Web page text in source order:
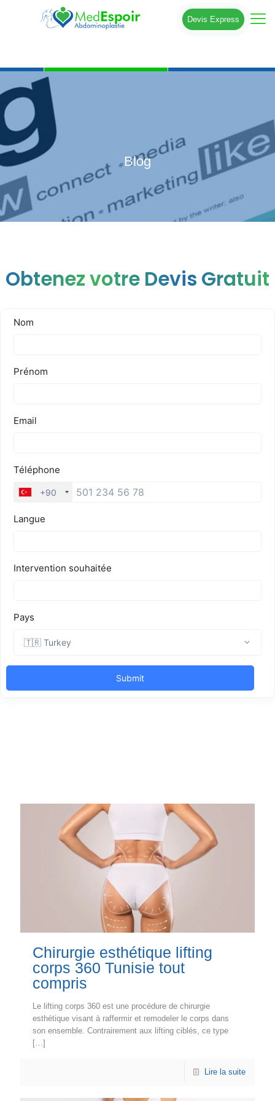
Devis Express
Blog
Obtenez votre Devis Gratuit
Chirurgie esthétique lifting
corps 360 Tunisie tout
compris
Le lifting corps 360 est une procédure de chirurgie
esthétique visant à raffermir et remodeler le corps dans
son ensemble. Contrairement aux lifting ciblés, ce type
[…]
Lire la suite